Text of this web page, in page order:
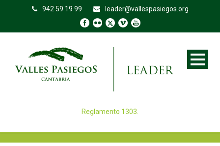
942 59 19 99 leader@vallespasiegos.org
Reglamento 1303.